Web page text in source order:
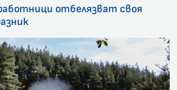
отбелязват своя